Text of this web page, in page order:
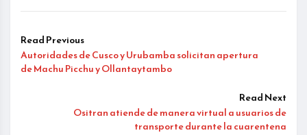
Read Previous
Autoridades de Cusco y Urubamba solicitan apertura
de Machu Picchu y Ollantaytambo
Read Next
Ositran atiende de manera virtual a usuarios de
transporte durante la cuarentena